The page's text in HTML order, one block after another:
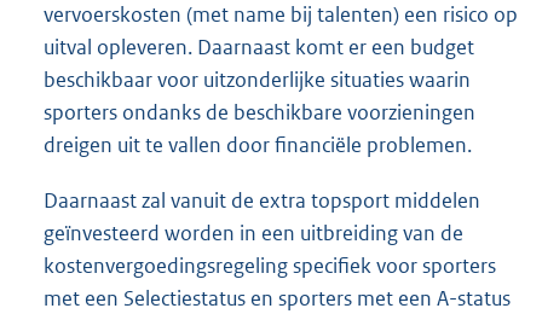
vervoerskosten (met name bij talenten) een risico op
uitval opleveren. Daarnaast komt er een budget
beschikbaar voor uitzonderlijke situaties waarin
sporters ondanks de beschikbare voorzieningen
dreigen uit te vallen door financiële problemen.
Daarnaast zal vanuit de extra topsport middelen
geïnvesteerd worden in een uitbreiding van de
kostenvergoedingsregeling specifiek voor sporters
met een Selectiestatus en sporters met een A-status